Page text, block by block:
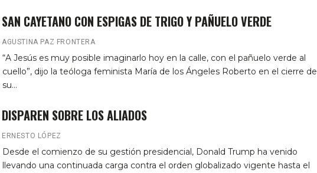
SAN CAYETANO CON ESPIGAS DE TRIGO Y PAÑUELO VERDE
AGUSTINA PAZ FRONTERA
“A Jesús es muy posible imaginarlo hoy en la calle, con el pañuelo verde al
cuello”, dijo la teóloga feminista María de los Ángeles Roberto en el cierre de
su…
DISPAREN SOBRE LOS ALIADOS
ERNESTO LÓPEZ
Desde el comienzo de su gestión presidencial, Donald Trump ha venido
llevando una continuada carga contra el orden globalizado vigente hasta el